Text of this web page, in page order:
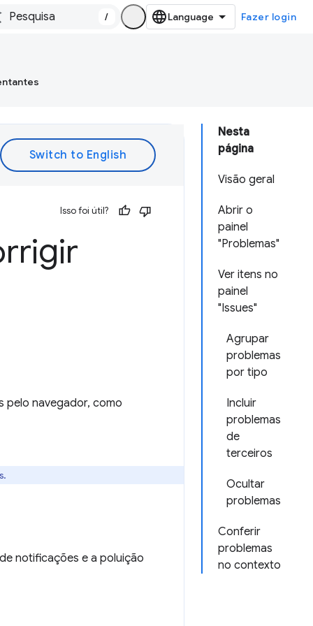
/ Fazer login
Nesta
página
Visão geral
Abrir o
painel
"Problemas"
Ver itens no
painel
"Issues"
Agrupar
problemas
por tipo
Incluir
problemas
de
terceiros
Ocultar
problemas
Conferir
problemas
no contexto
Isso foi útil?
navegador, como
notificações e a poluição